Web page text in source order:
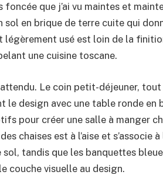
que j’ai vu maintes et
en brique de terre cuite qui
légèrement usé est loin de la
une cuisine toscane.
Le coin petit-déjeuner, tout
le design avec une table ronde en
pour créer une salle à manger
chaises est à l’aise et s’associe
tandis que les banquettes
couche visuelle au design.